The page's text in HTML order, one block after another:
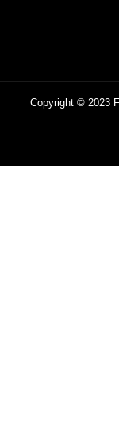
Copyright © 2023